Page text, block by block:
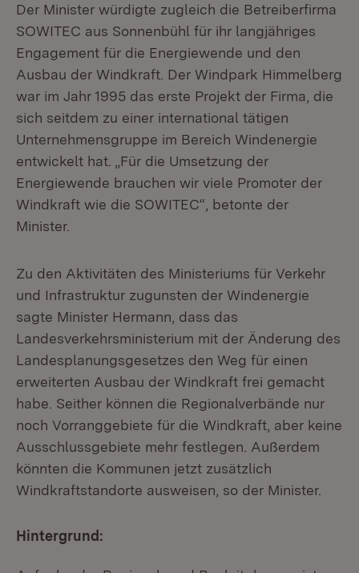
Der Minister würdigte zugleich die Betreiberfirma
SOWITEC aus Sonnenbühl für ihr langjähriges
Engagement für die Energiewende und den
Ausbau der Windkraft. Der Windpark Himmelberg
war im Jahr 1995 das erste Projekt der Firma, die
sich seitdem zu einer international tätigen
Unternehmensgruppe im Bereich Windenergie
entwickelt hat. „Für die Umsetzung der
Energiewende brauchen wir viele Promoter der
Windkraft wie die SOWITEC“, betonte der
Minister.
Zu den Aktivitäten des Ministeriums für Verkehr
und Infrastruktur zugunsten der Windenergie
sagte Minister Hermann, dass das
Landesverkehrsministerium mit der Änderung des
Landesplanungsgesetzes den Weg für einen
erweiterten Ausbau der Windkraft frei gemacht
habe. Seither können die Regionalverbände nur
noch Vorranggebiete für die Windkraft, aber keine
Ausschlussgebiete mehr festlegen. Außerdem
könnten die Kommunen jetzt zusätzlich
Windkraftstandorte ausweisen, so der Minister.
Hintergrund: